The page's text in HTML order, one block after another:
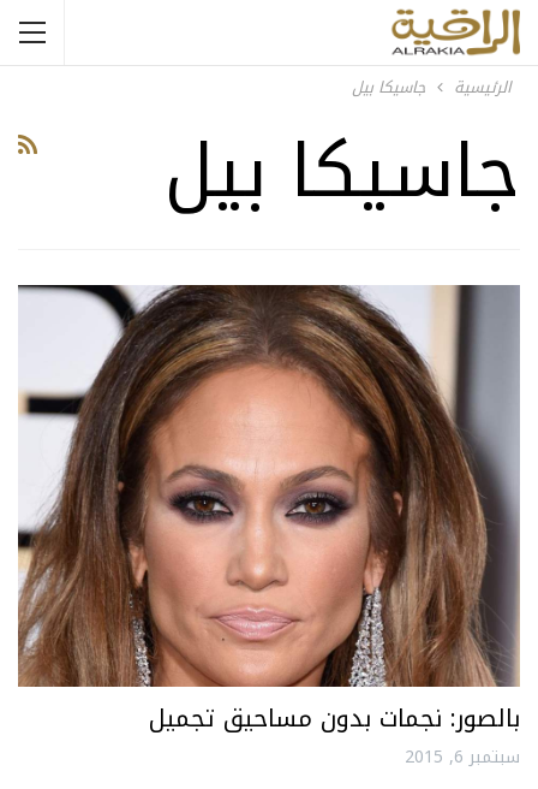
الرئيسية جاسيكا بيل
جاسيكا بيل
بالصور: نجمات بدون مساحيق تجميل
سبتمبر 6, 2015